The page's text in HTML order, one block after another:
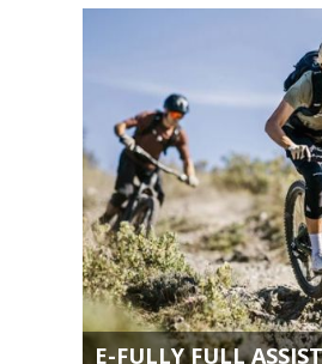
E-FULLY FULL ASSIST